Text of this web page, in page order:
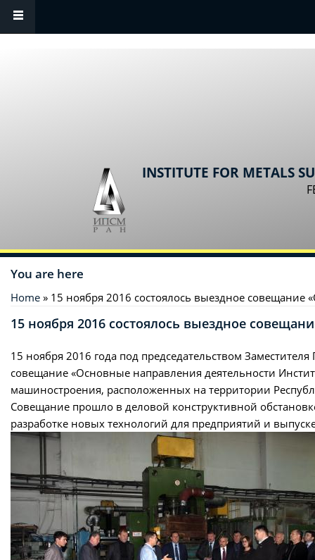
Skip to main content
INSTITUTE FOR METALS
You are here
Home » 15 ноября 2016 состоялось выездное
15 ноября 2016 состоялось выездное
15 ноября 2016 года под председательством
совещание «Основные направления деятельности
машиностроения, расположенных на территории
Совещание прошло в деловой конструктивной
разработке новых технологий для предприятий и